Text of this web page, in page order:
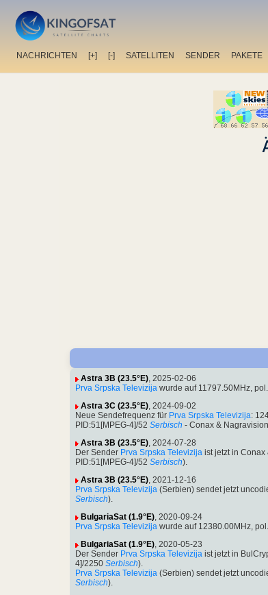
NACHRICHTEN [+] [-] SATELLITEN SENDER PAKETE
Astra 3B (23.5°E), 2025-02-06
Prva Srpska Televizija wurde auf 11797.50MHz,
Astra 3C (23.5°E), 2024-09-02
Neue Sendefrequenz für Prva Srpska Televizija:
PID:51[MPEG-4]/52 Serbisch - Conax &
Astra 3B (23.5°E), 2024-07-28
Der Sender Prva Srpska Televizija ist jetzt in
PID:51[MPEG-4]/52 Serbisch).
Astra 3B (23.5°E), 2021-12-16
Prva Srpska Televizija (Serbien) sendet jetzt
Serbisch).
BulgariaSat (1.9°E), 2020-09-24
Prva Srpska Televizija wurde auf 12380.00MHz,
BulgariaSat (1.9°E), 2020-05-23
Der Sender Prva Srpska Televizija ist jetzt in
4]/2250 Serbisch).
Prva Srpska Televizija (Serbien) sendet jetzt
Serbisch).